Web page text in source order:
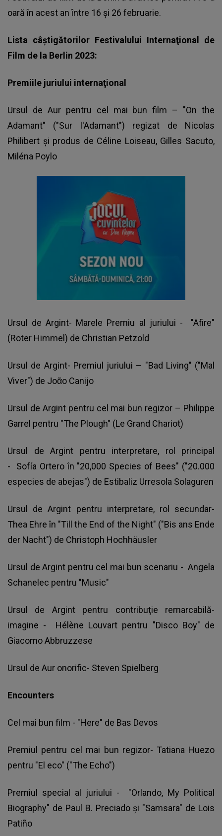
oară în acest an între 16 şi 26 februarie.
Lista câştigătorilor Festivalului Internaţional de
Film de la Berlin 2023:
Premiile juriului internaţional
Ursul de Aur pentru cel mai bun film – "On the
Adamant" ("Sur l'Adamant") regizat de Nicolas
Philibert şi produs de Céline Loiseau, Gilles Sacuto,
Miléna Poylo
Ursul de Argint- Marele Premiu al juriului - "Afire"
(Roter Himmel) de Christian Petzold
Ursul de Argint- Premiul juriului – "Bad Living" ("Mal
Viver") de Joᾶo Canijo
Ursul de Argint pentru cel mai bun regizor – Philippe
Garrel pentru "The Plough" (Le Grand Chariot)
Ursul de Argint pentru interpretare, rol principal
- Sofía Ortero în "20,000 Species of Bees" ("20.000
especies de abejas") de Estibaliz Urresola Solaguren
Ursul de Argint pentru interpretare, rol secundar-
Thea Ehre în "Till the End of the Night" ("Bis ans Ende
der Nacht") de Christoph Hochhäusler
Ursul de Argint pentru cel mai bun scenariu - Angela
Schanelec pentru "Music"
Ursul de Argint pentru contribuţie remarcabilă-
imagine - Hélène Louvart pentru "Disco Boy" de
Giacomo Abbruzzese
Ursul de Aur onorific- Steven Spielberg
Encounters
Cel mai bun film - "Here" de Bas Devos
Premiul pentru cel mai bun regizor- Tatiana Huezo
pentru "El eco" ("The Echo")
Premiul special al juriului - "Orlando, My Political
Biography" de Paul B. Preciado şi "Samsara" de Lois
Patiño